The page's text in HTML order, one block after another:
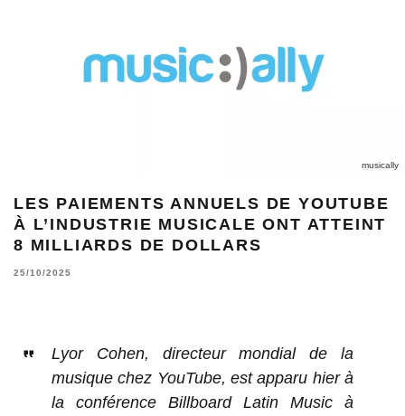
musically
LES PAIEMENTS ANNUELS DE YOUTUBE
À L’INDUSTRIE MUSICALE ONT ATTEINT
8 MILLIARDS DE DOLLARS
25/10/2025
Lyor Cohen, directeur mondial de la
musique chez YouTube, est apparu hier à
la conférence Billboard Latin Music à